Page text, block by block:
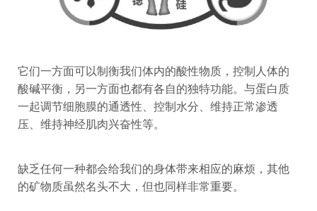
它们一方面可以制衡我们体内的酸性物质，控制人体的
酸碱平衡，另一方面也都有各自的独特功能。与蛋白质
一起调节细胞膜的通透性、控制水分、维持正常渗透
压、维持神经肌肉兴奋性等。
缺乏任何一种都会给我们的身体带来相应的麻烦，其他
的矿物质虽然名头不大，但也同样非常重要。